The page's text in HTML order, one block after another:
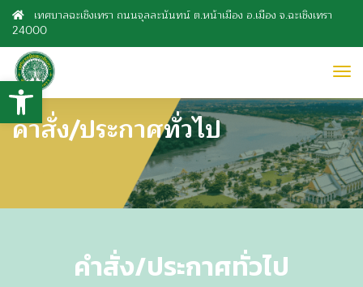
เทศบาลฉะเชิงเทรา ถนนจุลละนันทน์ ต.หน้าเมือง อ.เมือง จ.ฉะเชิงเทรา
24000
คำสั่ง/ประกาศทั่วไป
คำสั่ง/ประกาศทั่วไป
Open toolbar